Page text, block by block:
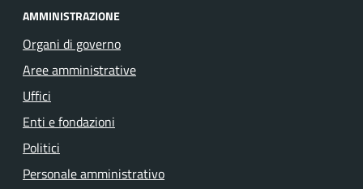
AMMINISTRAZIONE
Organi di governo
Aree amministrative
Uffici
Enti e fondazioni
Politici
Personale amministrativo